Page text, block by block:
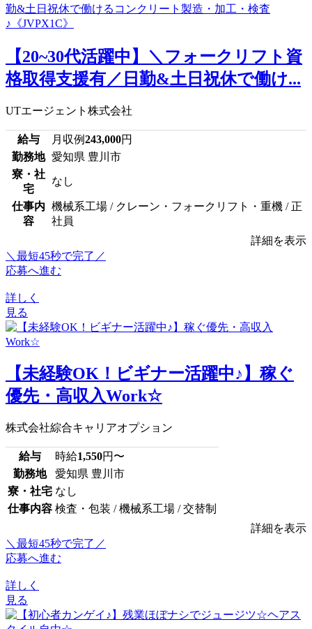
【20~30代活躍中】＼フォークリフト資
格取得支援有／日勤&土日祝休で働け...
UTエージェント株式会社
給与 月収例243,000円
勤務地 愛知県 豊川市
寮・社
宅
なし
仕事内
容
機械系工場 / クレーン・フォークリフト・重機 / 正
社員
詳細を表示
＼最短45秒で完了／
応募へ進む
詳しく
見る
【未経験OK！ビギナー活躍中♪】稼ぐ
優先・高収入Work☆
株式会社綜合キャリアオプション
給与 時給1,550円〜
勤務地
愛知県 豊川市
寮・社宅 なし
仕事内容 検査・包装 / 機械系工場 / 交替制
詳細を表示
＼最短45秒で完了／
応募へ進む
詳しく
見る